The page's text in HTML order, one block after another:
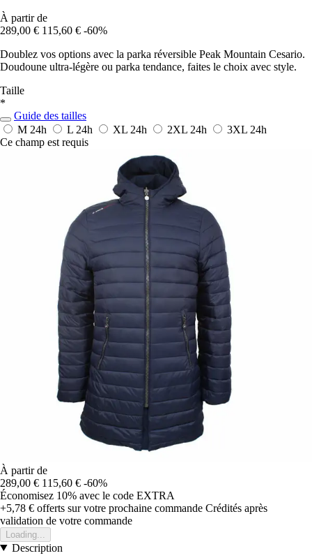
À partir de
289,00 € 115,60 € -60%
Doublez vos options avec la parka réversible Peak Mountain Cesario.
Doudoune ultra-légère ou parka tendance, faites le choix avec style.
Taille
*
Guide des tailles
M 24h L 24h XL 24h 2XL 24h 3XL 24h
Ce champ est requis
À partir de
289,00 € 115,60 € -60%
Économisez 10% avec le code EXTRA
+5,78 € offerts sur votre prochaine commande Crédités après
validation de votre commande
Loading...
Description